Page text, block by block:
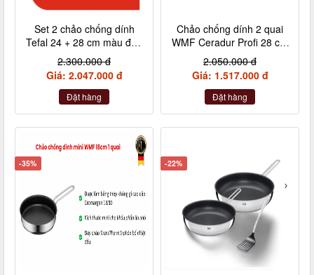
Set 2 chảo chống dính
Tefal 24 + 28 cm màu đen
cán rời L6509205
2.300.000 đ
Giá: 2.047.000 đ
Đặt hàng
Chảo chống dính 2 quai
WMF Ceradur Profi 28 cm
nội địa Đức
2.050.000 đ
Giá: 1.517.000 đ
Đặt hàng
-35% -22%